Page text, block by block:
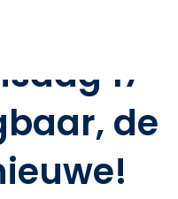
(fulltime)
17
de